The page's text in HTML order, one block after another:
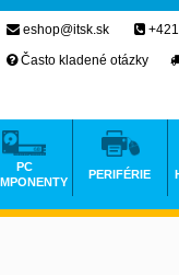
eshop@itsk.sk
Často kladené otázky
PC
PERIFÉRIE